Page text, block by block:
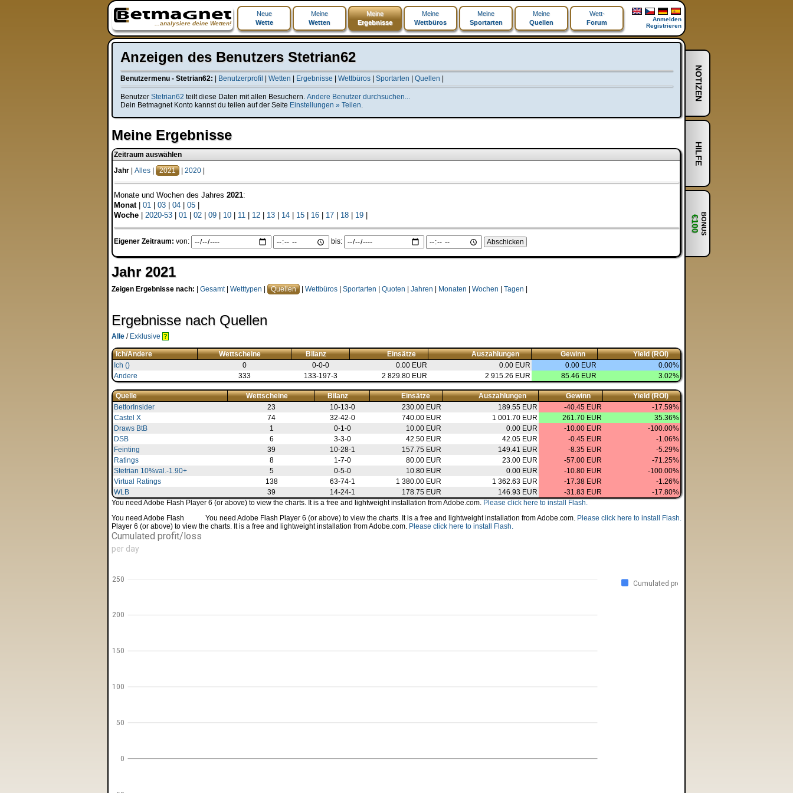
NOTIZEN
HILFE
BONUS
€100
...analysiere deine Wetten!
Anmelden
Registrieren
Neue
Wette
Meine
Wetten
Meine
Ergebnisse
Meine
Wettbüros
Meine
Sportarten
Meine
Quellen
Wett-
Forum
Anzeigen des Benutzers Stetrian62
Benutzermenu - Stetrian62: Benutzerprofil Wetten Ergebnisse Wettbüros Sportarten Quellen
Benutzer Stetrian62 teilt diese Daten mit allen Besuchern. Andere Benutzer durchsuchen...
Dein Betmagnet Konto kannst du teilen auf der Seite Einstellungen » Teilen.
Meine Ergebnisse
Zeitraum auswählen
Jahr
Alles 2021 2020
Monate und Wochen des Jahres 2021:
Monat| 01 03 04 05
Woche
2020-53 01 02 09 10 11 12 13 14 15 16 17 18 19
Eigener Zeitraum: von: bis:
Jahr 2021
Zeigen Ergebnisse nach: Gesamt| Wetttypen Quellen Wettbüros Sportarten Quoten Jahren Monaten Wochen Tagen
Ergebnisse nach Quellen
Alle / Exklusive ?
Ich/Andere Wettscheine Bilanz Einsätze Auszahlungen Gewinn
Yield (ROI)
Ich ()
0 0-0-0 0.00 EUR 0.00 EUR 0.00 EUR
0.00%
Andere
333 133-197-3 2 829.80 EUR 2 915.26 EUR 85.46 EUR 3.02%
Quelle Wettscheine Bilanz Einsätze Auszahlungen Gewinn
Yield (ROI)
BettorInsider
23 10-13-0 230.00 EUR 189.55 EUR -40.45 EUR
-17.59%
Castel X
74 32-42-0 740.00 EUR 1 001.70 EUR 261.70 EUR
35.36%
Draws BtB
1 0-1-0 10.00 EUR 0.00 EUR -10.00 EUR
-100.00%
DSB
6 3-3-0 42.50 EUR 42.05 EUR -0.45 EUR
-1.06%
Feinting
39 10-28-1 157.75 EUR 149.41 EUR -8.35 EUR
-5.29%
Ratings
8 1-7-0 80.00 EUR 23.00 EUR -57.00 EUR
-71.25%
Stetrian 10%val.-1.90+
5 0-5-0 10.80 EUR 0.00 EUR -10.80 EUR
-100.00%
Virtual Ratings
138 63-74-1 1 380.00 EUR 1 362.63 EUR -17.38 EUR
-1.26%
WLB
39 14-24-1 178.75 EUR 146.93 EUR -31.83 EUR
-17.80%
You need Adobe Flash Player 6 (or above) to view the charts. It is a free and lightweight installation from Adobe.com. Please click here to install Flash.
You need Adobe Flash Player 6 (or above) to view the charts. It is a free and lightweight installation from Adobe.com. Please click here to install Flash.
You need Adobe Flash
Player 6 (or above) to view the charts. It is a free and lightweight installation from Adobe.com. Please click here to install Flash.
Cumulated profit/loss
per day
Cumulated profit
0
50
100
150
200
250